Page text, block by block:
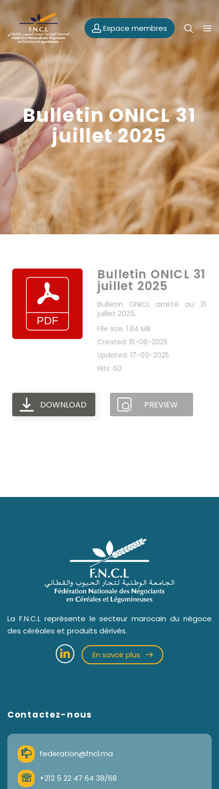
Espace membres
Bulletin ONICL 31
juillet 2025
Bulletin ONICL 31
juillet 2025
Bulletin ONICL arrêté au 31
juillet 2025.
File size: 1.94 MB
Created: 15-08-2025
Updated: 17-09-2025
Hits: 60
DOWNLOAD PREVIEW
La F.N.C.L représente le secteur marocain du négoce
des céréales et produits dérivés.
En savoir plus
Contactez-nous
federation@fncl.ma
+212 5 22 47 64 38/68